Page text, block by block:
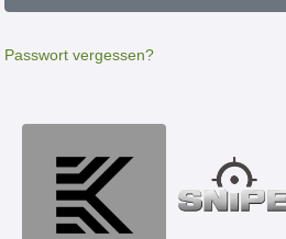
Passwort vergessen?